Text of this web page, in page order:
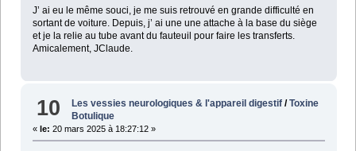
J’ ai eu le même souci, je me suis retrouvé en grande difficulté en
sortant de voiture. Depuis, j’ ai une une attache à la base du siège
et je la relie au tube avant du fauteuil pour faire les transferts.
Amicalement, JClaude.
10 Les vessies neurologiques & l'appareil digestif /Toxine
Botulique
« le: 20 mars 2025 à 18:27:12 »